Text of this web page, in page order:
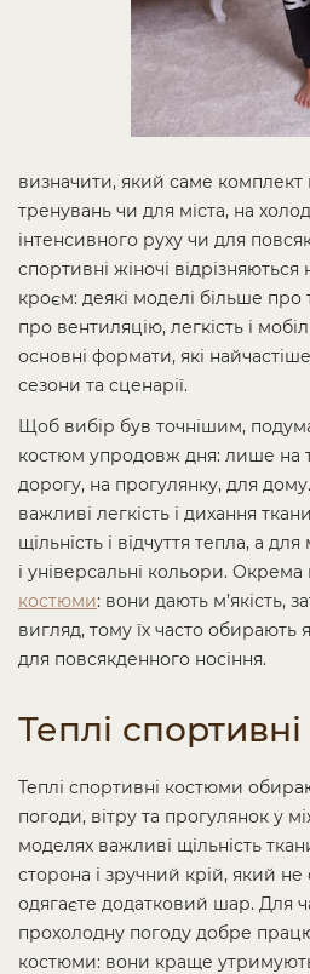
визначити, який саме комплект
тренувань чи для міста, на
інтенсивного руху чи для
спортивні жіночі
кроєм: деякі моделі більше про
про вентиляцію, легкість і
основні формати, які
сезони та сценарії.
Щоб вибір був точнішим,
костюм упродовж дня: лише на
дорогу, на прогулянку, для
важливі легкість і дихання
щільність і відчуття тепла, а
і універсальні кольори. Окрема
костюми: вони дають м’якість,
вигляд, тому їх часто обирають
для повсякденного носіння.
Теплі
Теплі спортивні костюми
погоди, вітру та прогулянок у
моделях важливі щільність
сторона і зручний крій, який не
одягаєте додатковий шар. Для
прохолодну погоду добре
костюми: вони краще